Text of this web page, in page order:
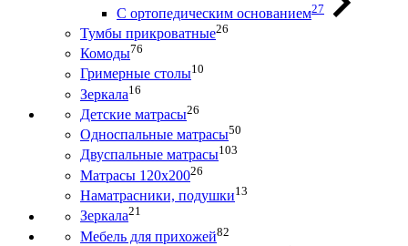
С ортопедическим основанием27
Тумбы прикроватные26
Комоды76
Гримерные столы10
Зеркала16
Детские матрасы26
Односпальные матрасы50
Двуспальные матрасы103
Матрасы 120х20026
Наматрасники, подушки13
Зеркала21
Мебель для прихожей82